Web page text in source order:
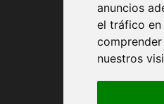
anuncios
el tráfico en
nuestros
Envío